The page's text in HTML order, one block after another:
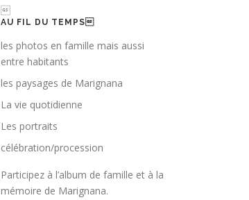
AU FIL DU TEMPS
les photos en famille mais aussi
entre habitants
les paysages de Marignana
La vie quotidienne
Les portraits
célébration/procession
Participez à l’album de famille et à la
mémoire de Marignana.